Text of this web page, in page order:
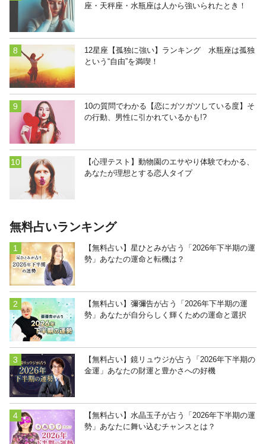
座・天秤座・水瓶座は人から強いられたとき！
12星座【孤独に強い】ランキング 水瓶座は孤独
という“自由”を満喫！
10の質問でわかる【恋にガツガツしている度】そ
の行動、男性に引かれているかも!?
【心理テスト】動物園のエサやり体験でわかる、
あなたが理想とする恋人タイプ
無料占いランキング
【無料占い】星ひとみが占う「2026年下半期の運
勢」あなたの運命と転機は？
【無料占い】彌彌告が占う「2026年下半期の運
勢」あなたが自分らしく輝くための運命と選択
【無料占い】鏡リュウジが占う「2026年下半期の
金運」あなたの財運と豊かさへの好機
【無料占い】水晶玉子が占う「2026年下半期の運
勢」あなたに舞い込むチャンスとは？